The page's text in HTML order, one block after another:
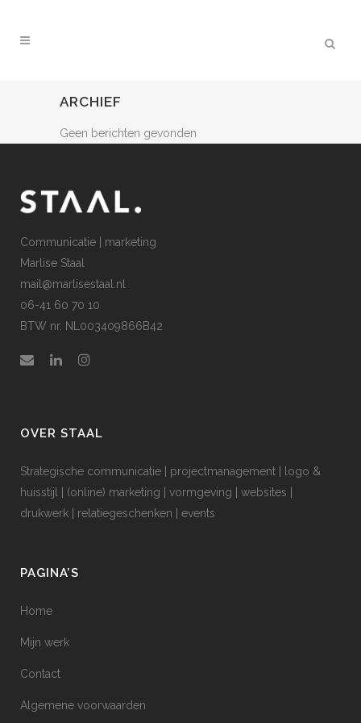
ARCHIEF
Geen berichten gevonden
Communicatie | marketing
Marlise Staal
mail@marlisestaal.nl
06-41 60 70 10
BTW nr. NL003409866B42
OVER STAAL
Strategische communicatie | projectmanagement | logo &
huisstijl | (online) marketing | vormgeving | websites |
drukwerk | relatiegeschenken | events
PAGINA’S
Home
Mijn werk
Contact
Algemene voorwaarden